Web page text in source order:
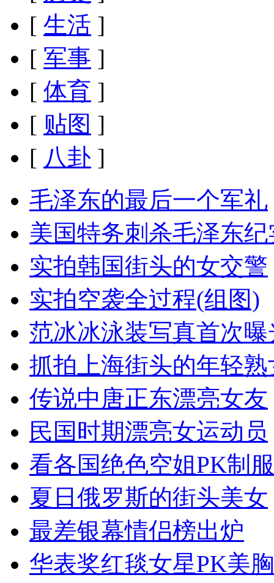
[ 生活 ]
[ 军事 ]
[ 体育 ]
[ 贴图 ]
[ 八卦 ]
毛泽东的最后一个军礼
美国特务刺杀毛泽东纪
实拍韩国街头的女交警
实拍空袭全过程(组图)
范冰冰泳装写真首次曝
抓拍上海街头的年轻熟
传说中唐正东漂亮女友
民国时期漂亮女运动员
看各国绝色空姐PK制服
夏日俄罗斯的街头美女
最差银幕情侣榜出炉
华表奖红毯女星PK美胸